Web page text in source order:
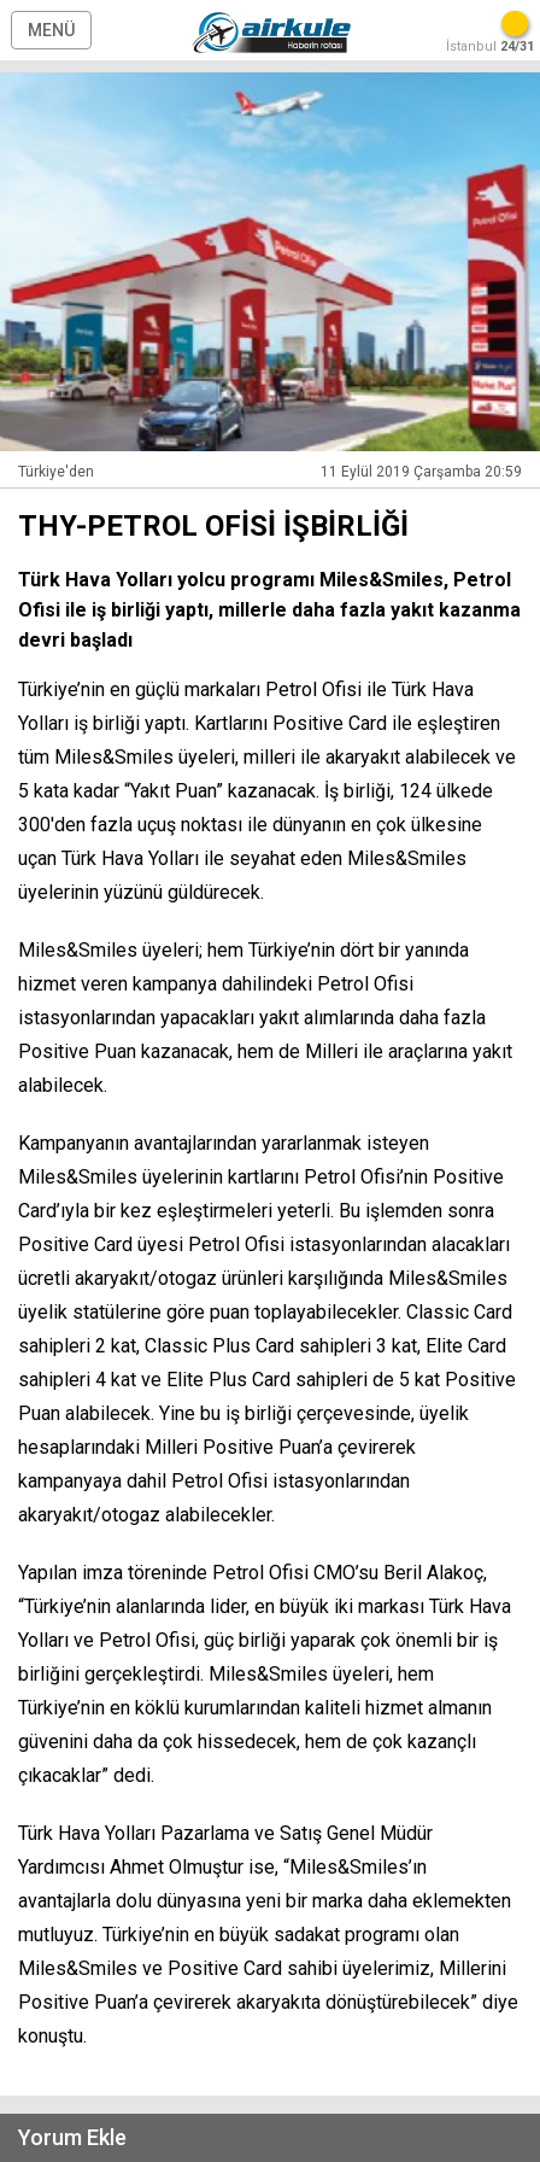
MENÜ
İstanbul 24/31
Türkiye'den 11 Eylül 2019 Çarşamba 20:59
THY-PETROL OFİSİ İŞBİRLİĞİ
Türk Hava Yolları yolcu programı Miles&Smiles, Petrol
Ofisi ile iş birliği yaptı, millerle daha fazla yakıt kazanma
devri başladı
Türkiye’nin en güçlü markaları Petrol Ofisi ile Türk Hava
Yolları iş birliği yaptı. Kartlarını Positive Card ile eşleştiren
tüm Miles&Smiles üyeleri, milleri ile akaryakıt alabilecek ve
5 kata kadar “Yakıt Puan” kazanacak. İş birliği, 124 ülkede
300'den fazla uçuş noktası ile dünyanın en çok ülkesine
uçan Türk Hava Yolları ile seyahat eden Miles&Smiles
üyelerinin yüzünü güldürecek.
Miles&Smiles üyeleri; hem Türkiye’nin dört bir yanında
hizmet veren kampanya dahilindeki Petrol Ofisi
istasyonlarından yapacakları yakıt alımlarında daha fazla
Positive Puan kazanacak, hem de Milleri ile araçlarına yakıt
alabilecek.
Kampanyanın avantajlarından yararlanmak isteyen
Miles&Smiles üyelerinin kartlarını Petrol Ofisi’nin Positive
Card’ıyla bir kez eşleştirmeleri yeterli. Bu işlemden sonra
Positive Card üyesi Petrol Ofisi istasyonlarından alacakları
ücretli akaryakıt/otogaz ürünleri karşılığında Miles&Smiles
üyelik statülerine göre puan toplayabilecekler. Classic Card
sahipleri 2 kat, Classic Plus Card sahipleri 3 kat, Elite Card
sahipleri 4 kat ve Elite Plus Card sahipleri de 5 kat Positive
Puan alabilecek. Yine bu iş birliği çerçevesinde, üyelik
hesaplarındaki Milleri Positive Puan’a çevirerek
kampanyaya dahil Petrol Ofisi istasyonlarından
akaryakıt/otogaz alabilecekler.
Yapılan imza töreninde Petrol Ofisi CMO’su Beril Alakoç,
“Türkiye’nin alanlarında lider, en büyük iki markası Türk Hava
Yolları ve Petrol Ofisi, güç birliği yaparak çok önemli bir iş
birliğini gerçekleştirdi. Miles&Smiles üyeleri, hem
Türkiye’nin en köklü kurumlarından kaliteli hizmet almanın
güvenini daha da çok hissedecek, hem de çok kazançlı
çıkacaklar” dedi.
Türk Hava Yolları Pazarlama ve Satış Genel Müdür
Yardımcısı Ahmet Olmuştur ise, “Miles&Smiles’ın
avantajlarla dolu dünyasına yeni bir marka daha eklemekten
mutluyuz. Türkiye’nin en büyük sadakat programı olan
Miles&Smiles ve Positive Card sahibi üyelerimiz, Millerini
Positive Puan’a çevirerek akaryakıta dönüştürebilecek” diye
konuştu.
Yorum Ekle